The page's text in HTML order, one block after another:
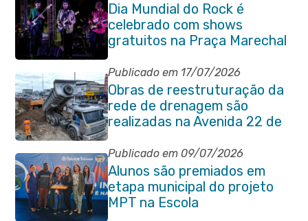
Dia Mundial do Rock é
celebrado com shows
gratuitos na Praça Marechal
Floriano Peixoto
Publicado em 17/07/2026
Obras de reestruturação da
rede de drenagem são
realizadas na Avenida 22 de
Maio
Publicado em 09/07/2026
Alunos são premiados em
etapa municipal do projeto
MPT na Escola